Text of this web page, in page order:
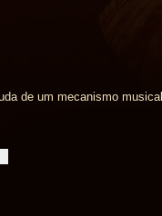
de um mecanismo musical